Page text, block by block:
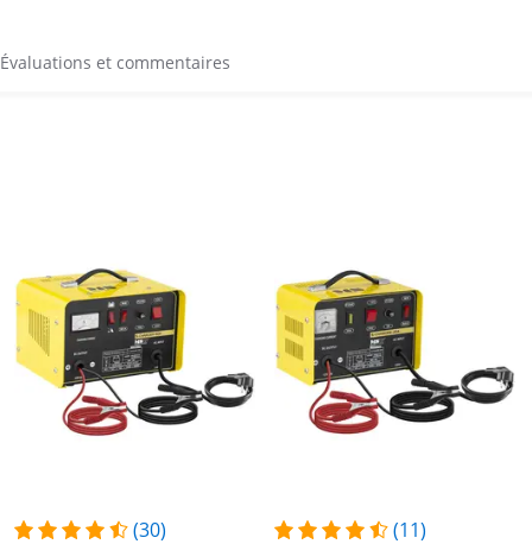
Évaluations et commentaires
(30) (11)